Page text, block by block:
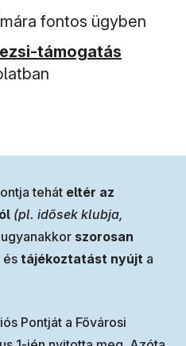
fontos ügyben
meg)támogatás
tehát eltér az
(pl. idősek klubja,
szorosan
és tájékoztatást nyújt a
Pontját a Fővárosi